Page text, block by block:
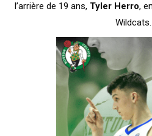
l’arrière de 19 ans, Tyler Herro,